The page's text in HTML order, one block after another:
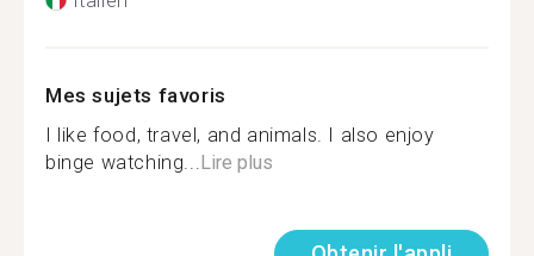
Mes sujets favoris
I like food, travel, and animals. I also enjoy
binge watching... Lire plus